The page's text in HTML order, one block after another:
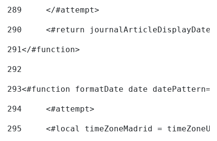
289
	</#attempt>
290
<#return
291</#function>
292
293<#function formatDate date
294
	<#attempt>
295
<#local timeZoneMadrid =